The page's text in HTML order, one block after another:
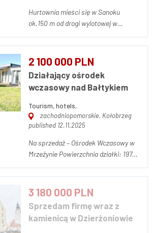
Hurtownia mieści się w Sanoku
ok.150 m od drogi wylotowej w
łączna wynosi 600m2, Na budynki
składają się dwa magazyny, jeden z
nich połączony jest z częścią
socjalno-biurową, która może...
2 100 000 PLN
Działający ośrodek
wczasowy nad Bałtykiem
Tourism, hotels,
zachodniopomorskie, Kołobrzeg
published 12.11.2025
Na sprzedaż – Ośrodek Wczasowy w
Mrzeżynie Powierzchnia działki: 1974
funkcjonujący, cieszący się
doskonałą opinią ośrodek wczasowy
w popularnej nadmorskiej
miejscowości Mrzeżyn...
3 180 000 PLN
Sprzedam firmę wraz z
kamienicą w Dzierżoniowie